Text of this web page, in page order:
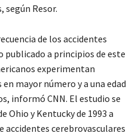
según Resor.
de los accidentes
publicado a principios de este
experimentan
mayor número y a una edad
informó CNN. El estudio se
Ohio y Kentucky de 1993 a
accidentes cerebrovasculares